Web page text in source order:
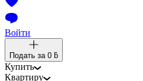
Войти
Подать за 0 ƃ
Купить
Квартиру